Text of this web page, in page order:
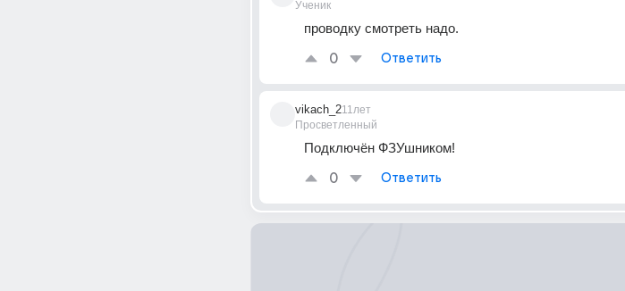
Ученик
проводку смотреть надо.
0 Ответить
vikach_2
Просветленный
11лет
Подключён ФЗУшником!
0 Ответить